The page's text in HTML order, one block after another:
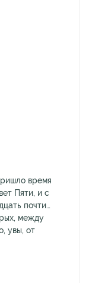
время
Пяти, и с
почти…
между
увы, от